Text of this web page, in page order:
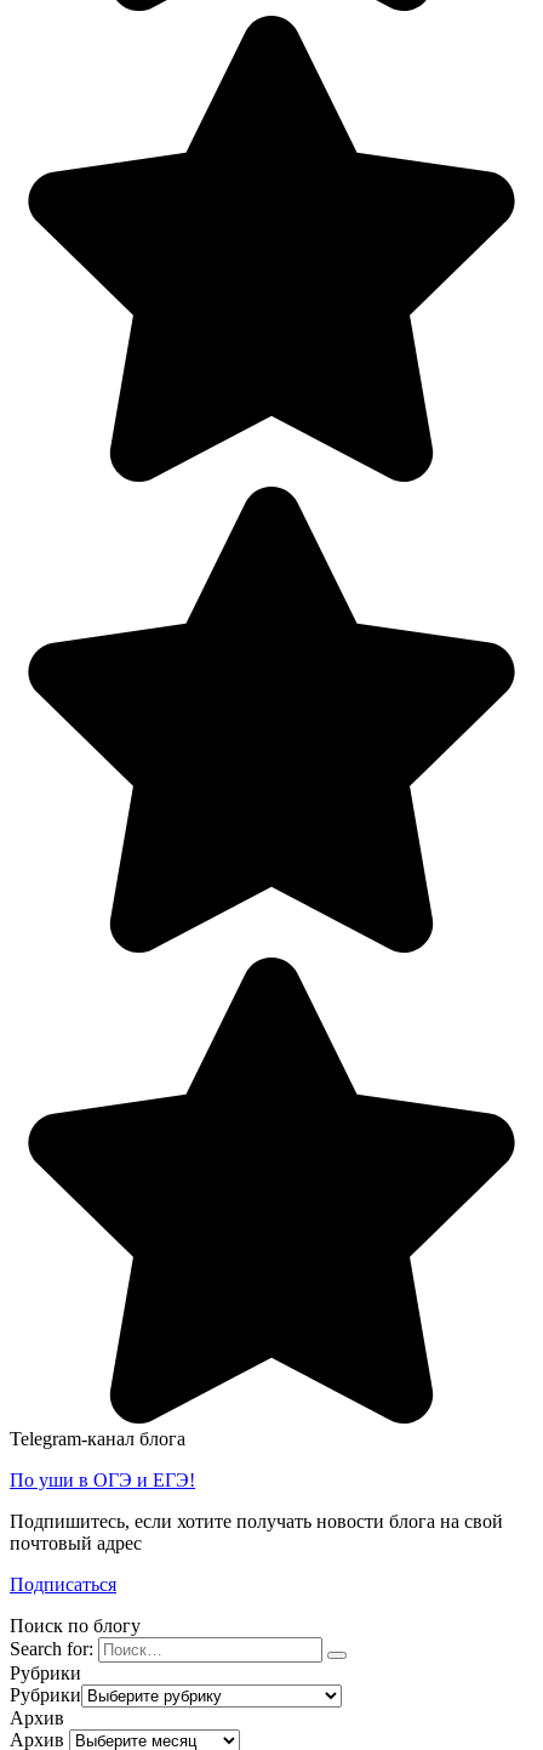
Telegram-канал блога
По уши в ОГЭ и ЕГЭ!
Подпишитесь, если хотите получать новости блога на свой
почтовый адрес
Подписаться
Поиск по блогу
Search for:
Рубрики
Рубрики
Архив
Архив